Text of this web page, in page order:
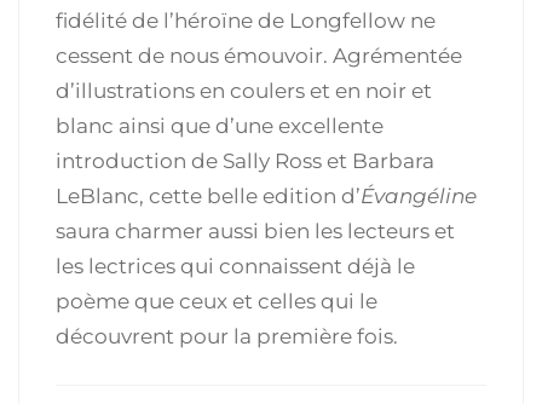
fidélité de l’héroïne de Longfellow ne
cessent de nous émouvoir. Agrémentée
d’illustrations en coulers et en noir et
blanc ainsi que d’une excellente
introduction de Sally Ross et Barbara
LeBlanc, cette belle edition d’Évangéline
saura charmer aussi bien les lecteurs et
les lectrices qui connaissent déjà le
poème que ceux et celles qui le
découvrent pour la première fois.